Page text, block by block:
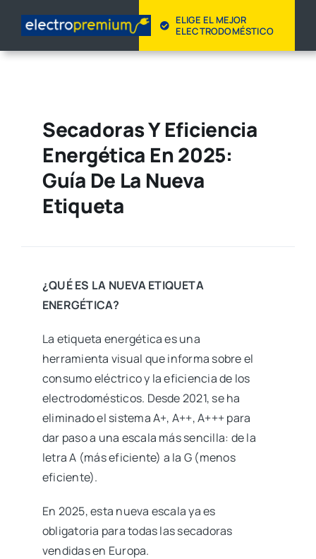
content
ELIGE EL MEJOR
ELECTRODOMÉSTICO
Secadoras Y Eficiencia
Energética En 2025:
Guía De La Nueva
Etiqueta
¿QUÉ ES LA NUEVA ETIQUETA
ENERGÉTICA?
La etiqueta energética es una
herramienta visual que informa sobre el
consumo eléctrico y la eficiencia de los
electrodomésticos. Desde 2021, se ha
eliminado el sistema A+, A++, A+++ para
dar paso a una escala más sencilla: de la
letra A (más eficiente) a la G (menos
eficiente).
En 2025, esta nueva escala ya es
obligatoria para todas las secadoras
vendidas en Europa.